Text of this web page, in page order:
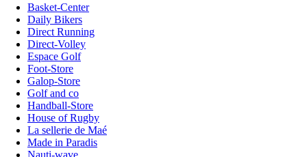
Basket-Center
Daily Bikers
Direct Running
Direct-Volley
Espace Golf
Foot-Store
Galop-Store
Golf and co
Handball-Store
House of Rugby
La sellerie de Maé
Made in Paradis
Nauti-wave